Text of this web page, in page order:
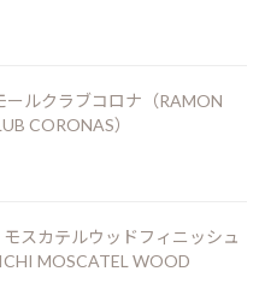
れていましたが、日本には
アレンジができるジンで和
ビット氏が選んだ地は京
地がデービット氏の目指す
。
ピリッツは、穀類や芋や糖蜜
ールクラブコロナ（RAMON
CORONAS）
スカテルウッドフィニッシュ
MOSCATEL WOOD